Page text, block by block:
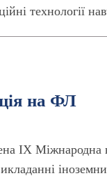
технології
на ФЛ
IX Міжнародна